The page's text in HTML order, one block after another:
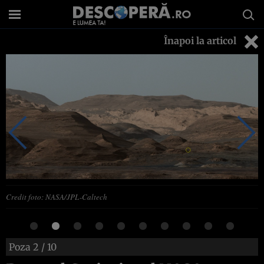
Înapoi la articol
Credit foto: NASA/JPL-Caltech
Poza 2 / 10